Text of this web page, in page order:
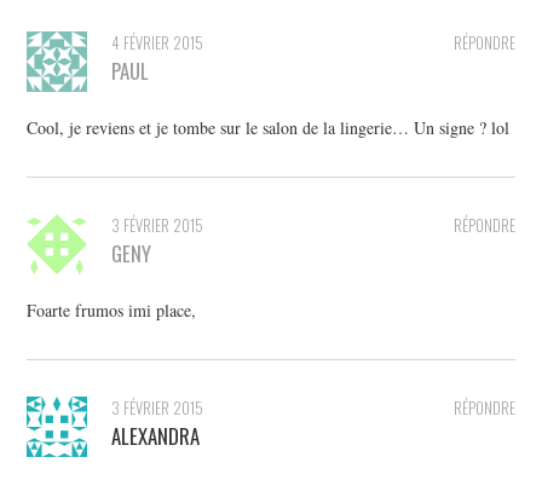
RÉPONDRE
4 FÉVRIER 2015
PAUL
Cool, je reviens et je tombe sur le salon de la lingerie… Un signe ? lol
RÉPONDRE
3 FÉVRIER 2015
GENY
Foarte frumos imi place,
RÉPONDRE
3 FÉVRIER 2015
ALEXANDRA